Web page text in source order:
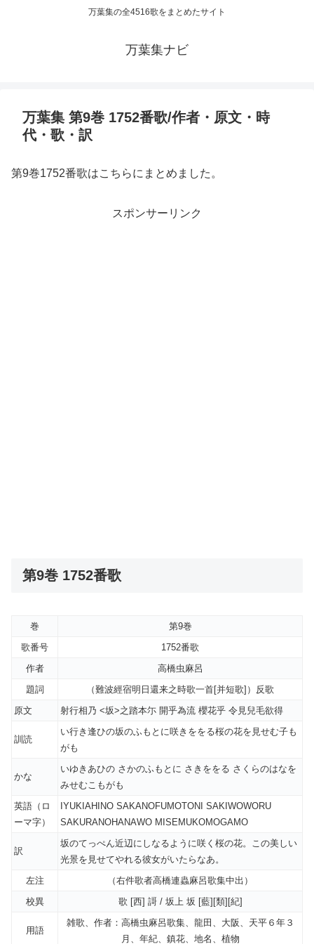
万葉集の全4516歌をまとめたサイト
万葉集ナビ
万葉集 第9巻 1752番歌/作者・原文・時
代・歌・訳
第9巻1752番歌はこちらにまとめました。
スポンサーリンク
第9巻 1752番歌
巻
第9巻
歌番号
1752番歌
作者
高橋虫麻呂
題詞
（難波經宿明日還来之時歌一首[并短歌]）反歌
原文
射行相乃 <坂>之踏本尓 開乎為流 櫻花乎 令見兒毛欲得
訓読
い行き逢ひの坂のふもとに咲きををる桜の花を見せむ子も
がも
かな
いゆきあひの さかのふもとに さきををる さくらのはなを
みせむこもがも
英語（ロ
ーマ字）
IYUKIAHINO SAKANOFUMOTONI SAKIWOWORU
SAKURANOHANAWO MISEMUKOMOGAMO
訳
坂のてっぺん近辺にしなるように咲く桜の花。この美しい
光景を見せてやれる彼女がいたらなあ。
左注
（右件歌者高橋連蟲麻呂歌集中出）
校異
歌 [西] 謌 / 坂上 坂 [藍][類][紀]
用語
雑歌、作者：高橋虫麻呂歌集、龍田、大阪、天平６年３
月、年紀、鎮花、地名、植物